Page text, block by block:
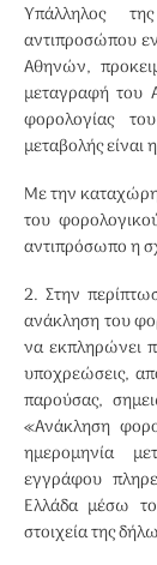
Υπάλληλος
αντιπροσώπου
Αθηνών,
μεταγραφή του
φορολογίας
μεταβολής είναι
Με την
του
αντιπρόσωπο η
2. Στην
ανάκληση του
να εκπληρώνει
υποχρεώσεις,
παρούσας,
«Ανάκληση
ημερομηνία
εγγράφου
Ελλάδα μέσω
στοιχεία της